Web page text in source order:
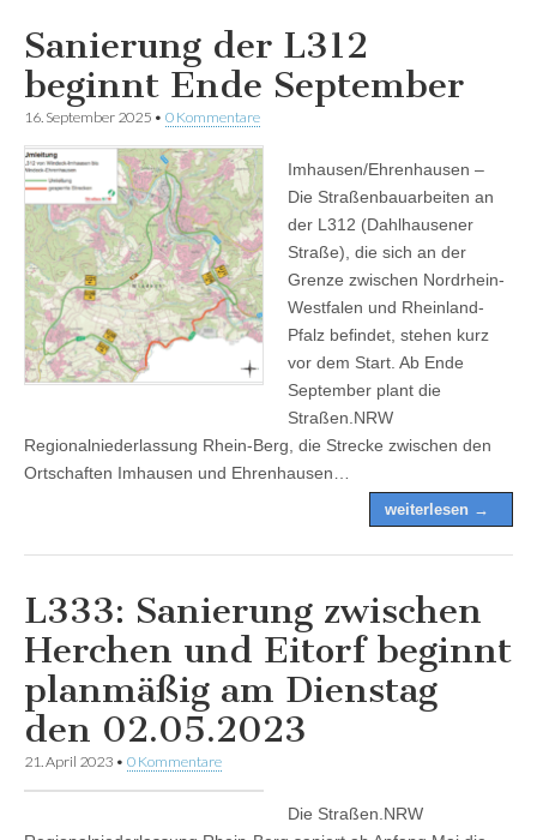
Sanierung der L312
beginnt Ende September
16. September 2025 • 0 Kommentare
Imhausen/Ehrenhausen –
Die Straßenbauarbeiten an
der L312 (Dahlhausener
Straße), die sich an der
Grenze zwischen Nordrhein-
Westfalen und Rheinland-
Pfalz befindet, stehen kurz
vor dem Start. Ab Ende
September plant die
Straßen.NRW
Regionalniederlassung Rhein-Berg, die Strecke zwischen den
Ortschaften Imhausen und Ehrenhausen…
weiterlesen →
L333: Sanierung zwischen
Herchen und Eitorf beginnt
planmäßig am Dienstag
den 02.05.2023
21. April 2023 • 0 Kommentare
Die Straßen.NRW